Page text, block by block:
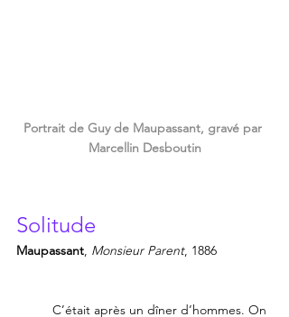
Portrait de Guy de Maupassant, gravé par
Marcellin Desboutin
Solitude
Maupassant, Monsieur Parent, 1886